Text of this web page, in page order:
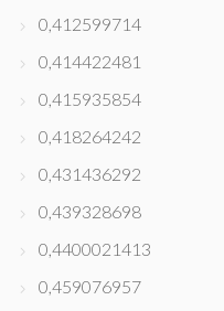
0,412599714
0,414422481
0,415935854
0,418264242
0,431436292
0,439328698
0,4400021413
0,459076957